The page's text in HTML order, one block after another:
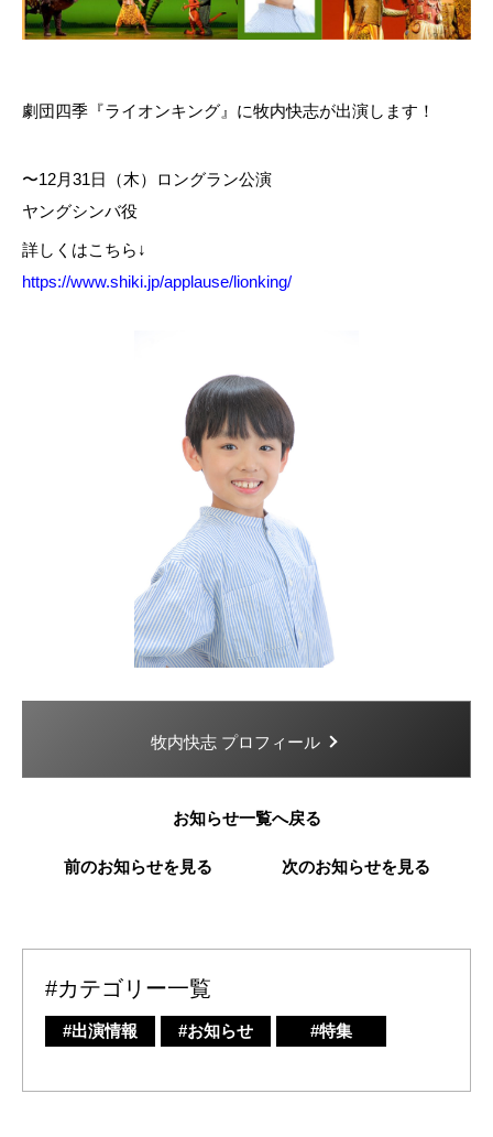
劇団四季『ライオンキング』に牧内快志が出演します！
〜12月31日（木）ロングラン公演
ヤングシンバ役
詳しくはこちら↓
https://www.shiki.jp/applause/lionking/
牧内快志 プロフィール
前のお知らせを見る
お知らせ一覧へ戻る
次のお知らせを見る
#カテゴリー一覧
#出演情報 #お知らせ #特集